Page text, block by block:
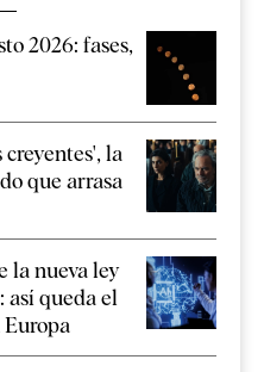
2026: fases,
la
que arrasa
la nueva ley
queda el
Europa